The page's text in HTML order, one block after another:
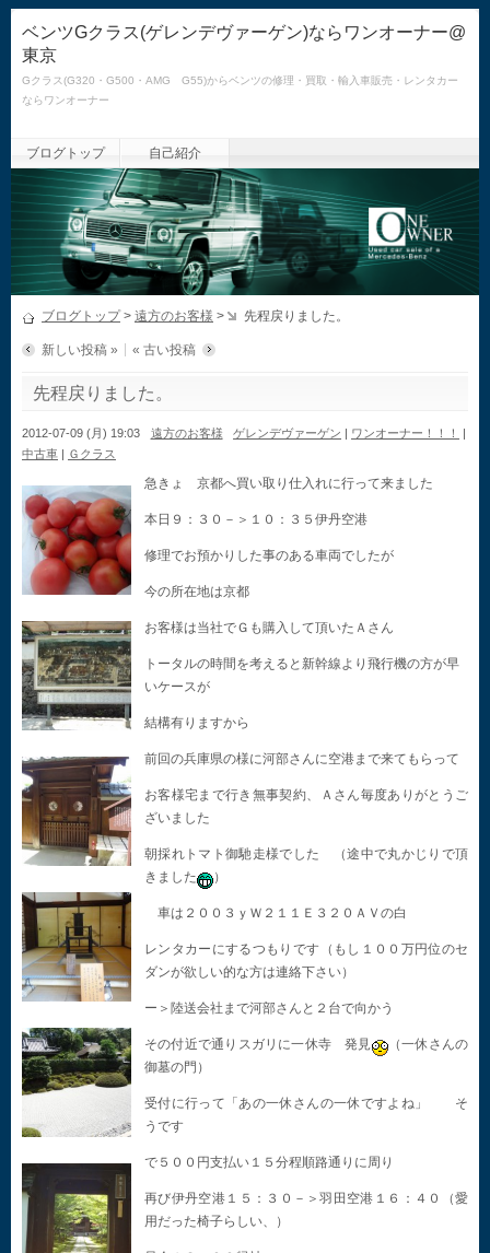
ベンツGクラス(ゲレンデヴァーゲン)ならワンオーナー@
東京
Gクラス(G320・G500・AMG G55)からベンツの修理・買取・輸入車販売・レンタカー
ならワンオーナー
ブログトップ 自己紹介
ブログトップ> 遠方のお客様 > 先程戻りました。
新しい投稿 » « 古い投稿
先程戻りました。
2012-07-09 (月) 19:03 遠方のお客様 ゲレンデヴァーゲン | ワンオーナー！！！
|
中古車 | Ｇクラス
急きょ 京都へ買い取り仕入れに行って来ました
本日９：３０－＞１０：３５伊丹空港
修理でお預かりした事のある車両でしたが
今の所在地は京都
お客様は当社でＧも購入して頂いたＡさん
トータルの時間を考えると新幹線より飛行機の方が早
いケースが
結構有りますから
前回の兵庫県の様に河部さんに空港まで来てもらって
お客様宅まで行き無事契約、Ａさん毎度ありがとうご
ざいました
朝採れトマト御馳走様でした （途中で丸かじりで頂
きました
）
車は２００３ｙＷ２１１Ｅ３２０ＡＶの白
レンタカーにするつもりです（もし１００万円位のセ
ダンが欲しい的な方は連絡下さい）
ー＞陸送会社まで河部さんと２台で向かう
その付近で通りスガリに一休寺 発見
（一休さんの
御墓の門）
受付に行って「あの一休さんの一休ですよね」 そ
うです
で５００円支払い１５分程順路通りに周り
再び伊丹空港１５：３０－＞羽田空港１６：４０（愛
用だった椅子らしい、）